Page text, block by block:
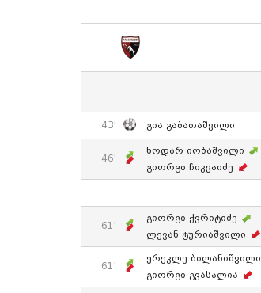
43' Გია Გაბათაშვილი
46'
Ნოდარ Იობაშვილი
Გიორგი Ჩიკვაიძე
61'
Გიორგი Ჭვრიტიძე
Ლევან Ტურიაშვილი
61'
Ერეკლე Ბილანიშვილი
Გიორგი Გვასალია